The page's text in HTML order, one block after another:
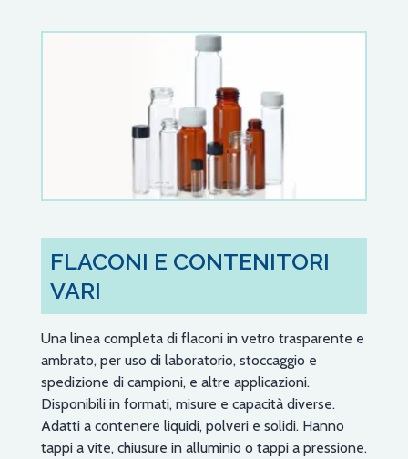
FLACONI E CONTENITORI
VARI
Una linea completa di flaconi in vetro trasparente e
ambrato, per uso di laboratorio, stoccaggio e
spedizione di campioni, e altre applicazioni.
Disponibili in formati, misure e capacità diverse.
Adatti a contenere liquidi, polveri e solidi. Hanno
tappi a vite, chiusure in alluminio o tappi a pressione.